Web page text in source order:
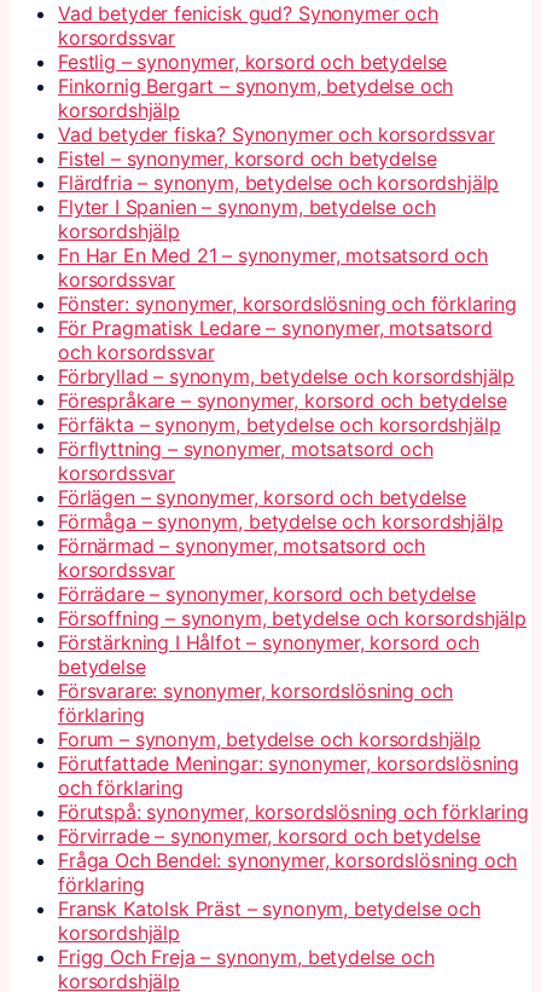
Vad betyder fenicisk gud? Synonymer och
korsordssvar
Festlig – synonymer, korsord och betydelse
Finkornig Bergart – synonym, betydelse och
korsordshjälp
Vad betyder fiska? Synonymer och korsordssvar
Fistel – synonymer, korsord och betydelse
Flärdfria – synonym, betydelse och korsordshjälp
Flyter I Spanien – synonym, betydelse och
korsordshjälp
Fn Har En Med 21 – synonymer, motsatsord och
korsordssvar
Fönster: synonymer, korsordslösning och förklaring
För Pragmatisk Ledare – synonymer, motsatsord
och korsordssvar
Förbryllad – synonym, betydelse och korsordshjälp
Förespråkare – synonymer, korsord och betydelse
Förfäkta – synonym, betydelse och korsordshjälp
Förflyttning – synonymer, motsatsord och
korsordssvar
Förlägen – synonymer, korsord och betydelse
Förmåga – synonym, betydelse och korsordshjälp
Förnärmad – synonymer, motsatsord och
korsordssvar
Förrädare – synonymer, korsord och betydelse
Försoffning – synonym, betydelse och korsordshjälp
Förstärkning I Hålfot – synonymer, korsord och
betydelse
Försvarare: synonymer, korsordslösning och
förklaring
Forum – synonym, betydelse och korsordshjälp
Förutfattade Meningar: synonymer, korsordslösning
och förklaring
Förutspå: synonymer, korsordslösning och förklaring
Förvirrade – synonymer, korsord och betydelse
Fråga Och Bendel: synonymer, korsordslösning och
förklaring
Fransk Katolsk Präst – synonym, betydelse och
korsordshjälp
Frigg Och Freja – synonym, betydelse och
korsordshjälp